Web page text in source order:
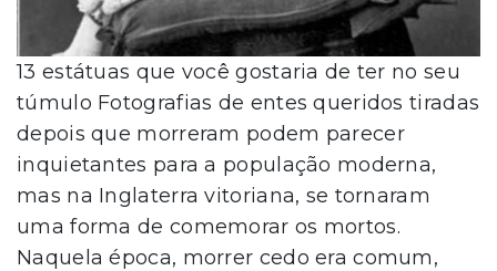
13 estátuas que você gostaria de ter no seu
túmulo Fotografias de entes queridos tiradas
depois que morreram podem parecer
inquietantes para a população moderna,
mas na Inglaterra vitoriana, se tornaram
uma forma de comemorar os mortos.
Naquela época, morrer cedo era comum,